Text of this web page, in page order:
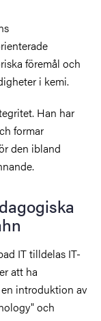
föremål och
i kemi.
Han har
formar
den ibland
IT tilldelas IT-
att ha
introduktion av
och